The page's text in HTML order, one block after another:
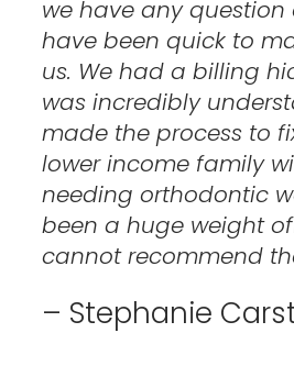
we have any
have been quick to
us. We had a billing
was incredibly
made the process to
lower income family
needing orthodontic
been a huge weight
cannot recommend
– Stephanie